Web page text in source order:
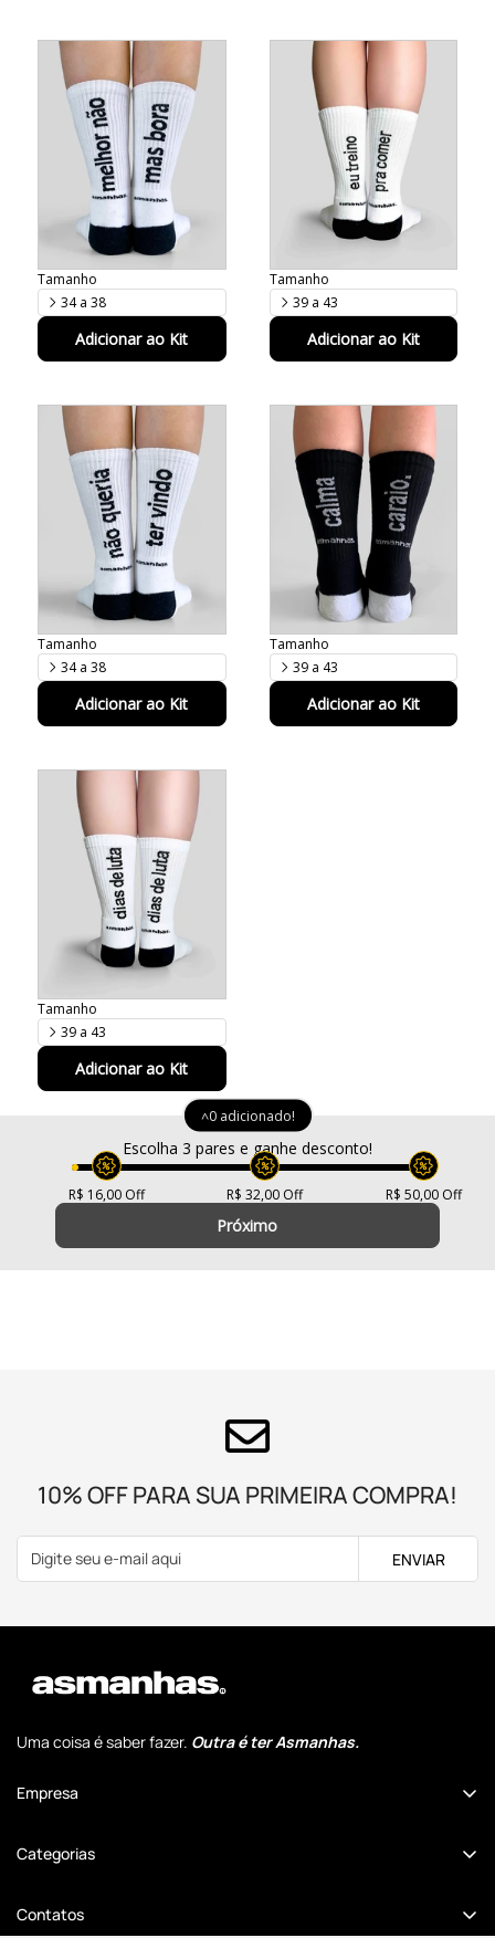
Tamanho
34 a 38
Adicionar ao Kit
Tamanho
39 a 43
Adicionar ao Kit
Tamanho
34 a 38
Adicionar ao Kit
Tamanho
39 a 43
Adicionar ao Kit
Tamanho
39 a 43
Adicionar ao Kit
<0 adicionado!
Escolha 3 pares e ganhe desconto!
R$ 16,00 Off R$ 32,00 Off R$ 50,00 Off
Próximo
10% OFF PARA SUA PRIMEIRA COMPRA!
ENVIAR
Uma coisa é saber fazer. Outra é ter Asmanhas.
Empresa
Comunidade Cansados Anônimos
Revenda no Atacado
Categorias
Dia dos Pais
Contatos
Confirm your age
Are you 18 years old or older?
NO, I'M NOT YES, I AM